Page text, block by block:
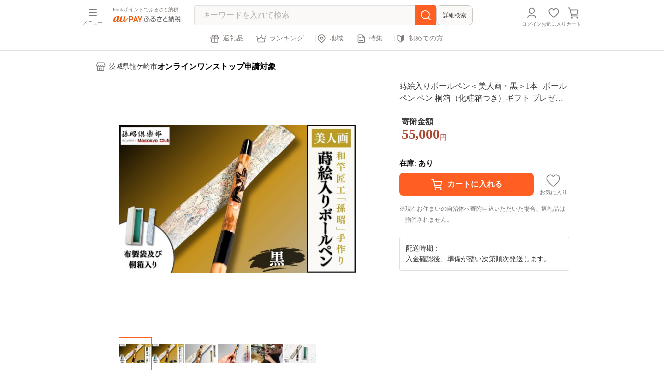
メニュー
Pontaポイントでふるさと納税
詳細検索
ログインお気に入り カート
返礼品 ランキング 地域 特集 初めての方
茨城県龍ケ崎市オンラインワンストップ申請対象
蒔絵入りボールペン＜美人画・黒＞1本 | ボール
ペン ペン 桐箱（化粧箱つき）ギフト プレゼン
記念品 贈答品 父の日 母の日 小物 国産 釣り 茨
城県 龍ケ崎市
寄附金額
55,000 円
在庫: あり
お気に入り
現在お住まいの自治体へ寄附申込いただいた場合、返礼品は
贈答されません。
配送時期：
入金確認後、準備が整い次第順次発送します。